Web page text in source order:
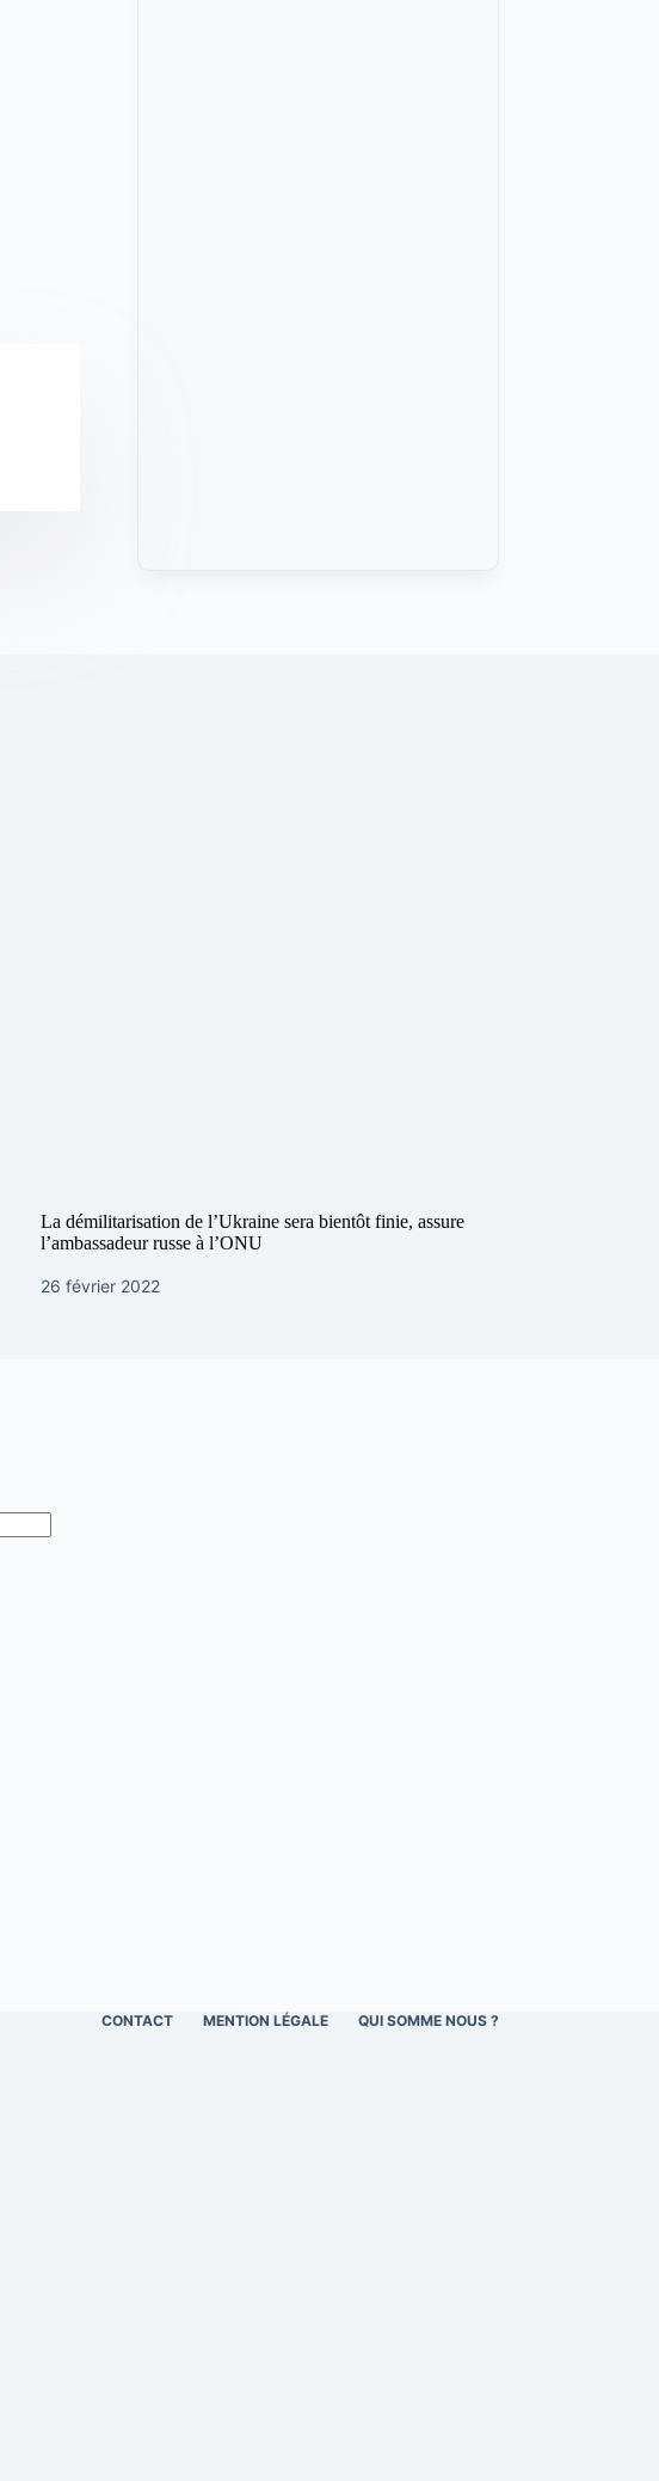
La démilitarisation de l’Ukraine sera bientôt finie, assure
l’ambassadeur russe à l’ONU
26 février 2022
CONTACT MENTION LÉGALE QUI SOMME NOUS ?